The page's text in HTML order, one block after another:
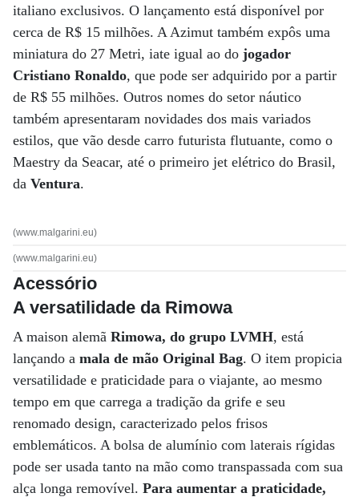
italiano exclusivos. O lançamento está disponível por
cerca de R$ 15 milhões. A Azimut também expôs uma
miniatura do 27 Metri, iate igual ao do jogador
Cristiano Ronaldo, que pode ser adquirido por a partir
de R$ 55 milhões. Outros nomes do setor náutico
também apresentaram novidades dos mais variados
estilos, que vão desde carro futurista flutuante, como o
Maestry da Seacar, até o primeiro jet elétrico do Brasil,
da Ventura.
(www.malgarini.eu)
(www.malgarini.eu)
Acessório
A versatilidade da Rimowa
A maison alemã Rimowa, do grupo LVMH, está
lançando a mala de mão Original Bag. O item propicia
versatilidade e praticidade para o viajante, ao mesmo
tempo em que carrega a tradição da grife e seu
renomado design, caracterizado pelos frisos
emblemáticos. A bolsa de alumínio com laterais rígidas
pode ser usada tanto na mão como transpassada com sua
alça longa removível. Para aumentar a praticidade,